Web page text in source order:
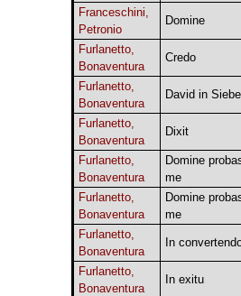
Franceschini,
Petronio
Domine
Furlanetto,
Bonaventura
Credo
Furlanetto,
Bonaventura
David in
Furlanetto,
Bonaventura
Dixit
Furlanetto,
Bonaventura
Domine
me
Furlanetto,
Bonaventura
Domine
me
Furlanetto,
Bonaventura
In
Furlanetto,
Bonaventura
In exitu